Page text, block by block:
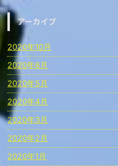
アーカイブ
2020年10月
2020年6月
2020年5月
2020年4月
2020年3月
2020年2月
2020年1月